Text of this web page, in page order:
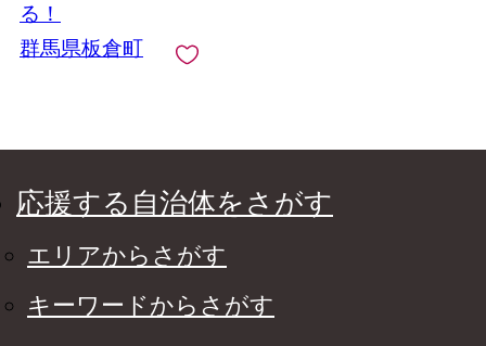
る！
群馬県板倉町
応援する自治体をさがす
エリアからさがす
キーワードからさがす